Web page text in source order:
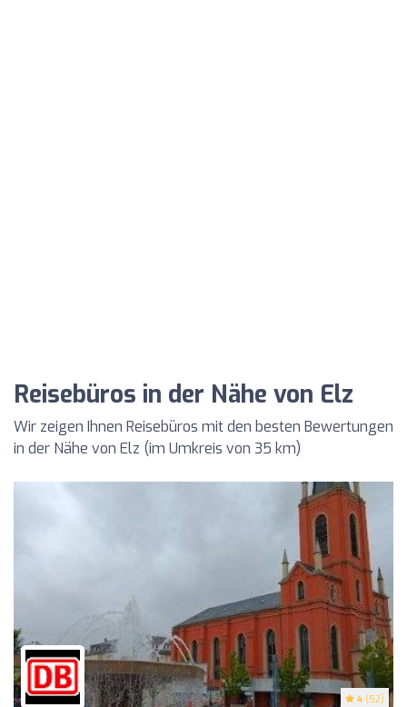
Reisebüros in der Nähe von Elz
Wir zeigen Ihnen Reisebüros mit den besten Bewertungen
in der Nähe von Elz (im Umkreis von 35 km)
4 (52)